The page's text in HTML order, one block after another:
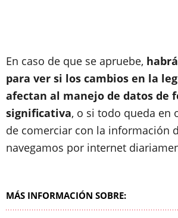
En caso de que se apruebe,
para ver si los cambios en la
afectan al manejo de datos de
significativa, o si todo queda en
de comerciar con la información
navegamos por internet
MÁS INFORMACIÓN SOBRE: